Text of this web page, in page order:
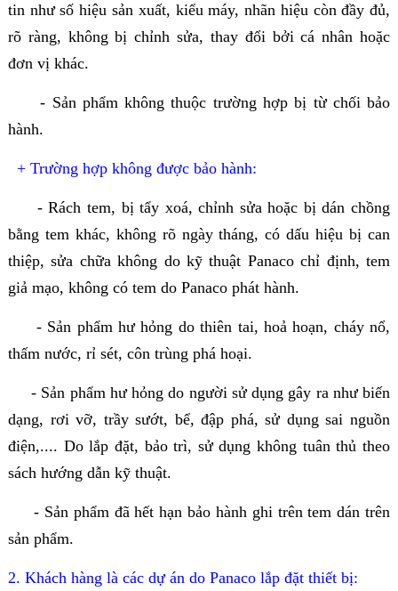
tin như số hiệu sản xuất, kiểu máy, nhãn hiệu còn đầy đủ,
rõ ràng, không bị chỉnh sửa, thay đổi bởi cá nhân hoặc
đơn vị khác.
- Sản phẩm không thuộc trường hợp bị từ chối bảo
hành.
+ Trường hợp không được bảo hành:
- Rách tem, bị tẩy xoá, chỉnh sửa hoặc bị dán chồng
bằng tem khác, không rõ ngày tháng, có dấu hiệu bị can
thiệp, sửa chữa không do kỹ thuật Panaco chỉ định, tem
giả mạo, không có tem do Panaco phát hành.
- Sản phẩm hư hỏng do thiên tai, hoả hoạn, cháy nổ,
thấm nước, rỉ sét, côn trùng phá hoại.
- Sản phẩm hư hỏng do người sử dụng gây ra như biến
dạng, rơi vỡ, trầy sướt, bể, đập phá, sử dụng sai nguồn
điện,.... Do lắp đặt, bảo trì, sử dụng không tuân thủ theo
sách hướng dẫn kỹ thuật.
- Sản phẩm đã hết hạn bảo hành ghi trên tem dán trên
sản phẩm.
2. Khách hàng là các dự án do Panaco lắp đặt thiết bị: